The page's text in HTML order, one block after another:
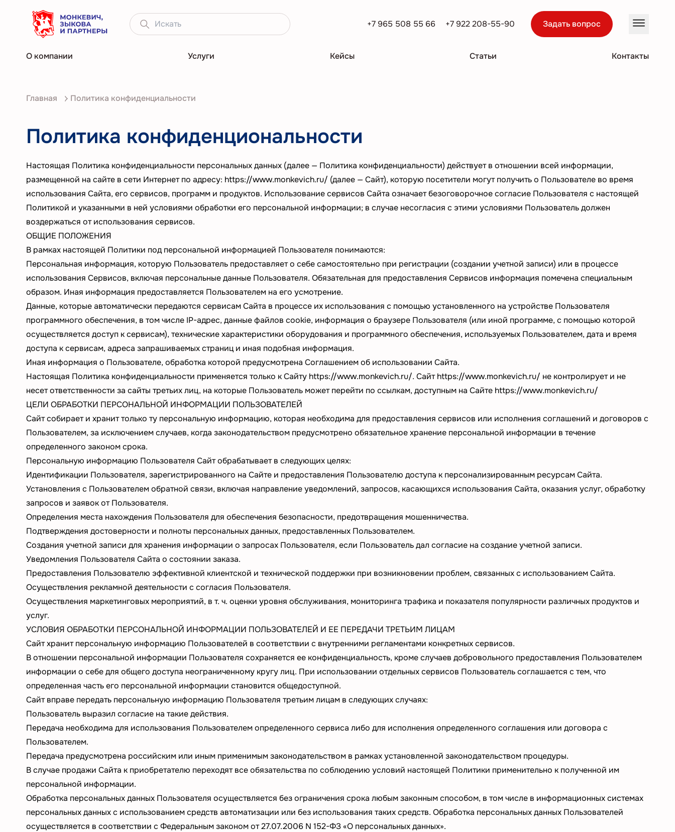
+7 965 508 55 66 +7 922 208-55-90 Задать вопрос
О компании Услуги Кейсы Статьи Контакты
Кейсы
Статьи
Контакты
Главная Политика конфиденциальности
Политика конфиденциональности
Настоящая Политика конфиденциальности персональных данных (далее — Политика конфиденциальности) действует в отношении всей информации,
размещенной на сайте в сети Интернет по адресу: https://www.monkevich.ru/ (далее — Сайт), которую посетители могут получить о Пользователе во время
использования Сайта, его сервисов, программ и продуктов. Использование сервисов Сайта означает безоговорочное согласие Пользователя с настоящей
Политикой и указанными в ней условиями обработки его персональной информации; в случае несогласия с этими условиями Пользователь должен
воздержаться от использования сервисов.
ОБЩИЕ ПОЛОЖЕНИЯ
В рамках настоящей Политики под персональной информацией Пользователя понимаются:
Персональная информация, которую Пользователь предоставляет о себе самостоятельно при регистрации (создании учетной записи) или в процессе
использования Сервисов, включая персональные данные Пользователя. Обязательная для предоставления Сервисов информация помечена специальным
образом. Иная информация предоставляется Пользователем на его усмотрение.
Данные, которые автоматически передаются сервисам Сайта в процессе их использования с помощью установленного на устройстве Пользователя
программного обеспечения, в том числе IP-адрес, данные файлов cookie, информация о браузере Пользователя (или иной программе, с помощью которой
осуществляется доступ к сервисам), технические характеристики оборудования и программного обеспечения, используемых Пользователем, дата и время
доступа к сервисам, адреса запрашиваемых страниц и иная подобная информация.
Иная информация о Пользователе, обработка которой предусмотрена Соглашением об использовании Сайта.
Настоящая Политика конфиденциальности применяется только к Сайту https://www.monkevich.ru/. Сайтhttps://www.monkevich.ru/ не контролирует и не
несет ответственности за сайты третьих лиц, на которые Пользователь может перейти по ссылкам, доступным на Сайте https://www.monkevich.ru/
ЦЕЛИ ОБРАБОТКИ ПЕРСОНАЛЬНОЙ ИНФОРМАЦИИ ПОЛЬЗОВАТЕЛЕЙ
Сайт собирает и хранит только ту персональную информацию, которая необходима для предоставления сервисов или исполнения соглашений и договоров с
Пользователем, за исключением случаев, когда законодательством предусмотрено обязательное хранение персональной информации в течение
определенного законом срока.
Персональную информацию Пользователя Сайт обрабатывает в следующих целях:
Идентификации Пользователя, зарегистрированного на Сайте и предоставления Пользователю доступа к персонализированным ресурсам Сайта.
Установления с Пользователем обратной связи, включая направление уведомлений, запросов, касающихся использования Сайта, оказания услуг, обработку
запросов и заявок от Пользователя.
Определения места нахождения Пользователя для обеспечения безопасности, предотвращения мошенничества.
Подтверждения достоверности и полноты персональных данных, предоставленных Пользователем.
Создания учетной записи для хранения информации о запросах Пользователя, если Пользователь дал согласие на создание учетной записи.
Уведомления Пользователя Сайта о состоянии заказа.
Предоставления Пользователю эффективной клиентской и технической поддержки при возникновении проблем, связанных с использованием Сайта.
Осуществления рекламной деятельности с согласия Пользователя.
Осуществления маркетинговых мероприятий, в т. ч. оценки уровня обслуживания, мониторинга трафика и показателя популярности различных продуктов и
услуг.
УСЛОВИЯ ОБРАБОТКИ ПЕРСОНАЛЬНОЙ ИНФОРМАЦИИ ПОЛЬЗОВАТЕЛЕЙ И ЕЕ ПЕРЕДАЧИ ТРЕТЬИМ ЛИЦАМ
Сайт хранит персональную информацию Пользователей в соответствии с внутренними регламентами конкретных сервисов.
В отношении персональной информации Пользователя сохраняется ее конфиденциальность, кроме случаев добровольного предоставления Пользователем
информации о себе для общего доступа неограниченному кругу лиц. При использовании отдельных сервисов Пользователь соглашается с тем, что
определенная часть его персональной информации становится общедоступной.
Сайт вправе передать персональную информацию Пользователя третьим лицам в следующих случаях:
Пользователь выразил согласие на такие действия.
Передача необходима для использования Пользователем определенного сервиса либо для исполнения определенного соглашения или договора с
Пользователем.
Передача предусмотрена российским или иным применимым законодательством в рамках установленной законодательством процедуры.
В случае продажи Сайта к приобретателю переходят все обязательства по соблюдению условий настоящей Политики применительно к полученной им
персональной информации.
Обработка персональных данных Пользователя осуществляется без ограничения срока любым законным способом, в том числе в информационных системах
персональных данных с использованием средств автоматизации или без использования таких средств. Обработка персональных данных Пользователей
осуществляется в соответствии с Федеральным законом от 27.07.2006 N 152-ФЗ «О персональных данных».